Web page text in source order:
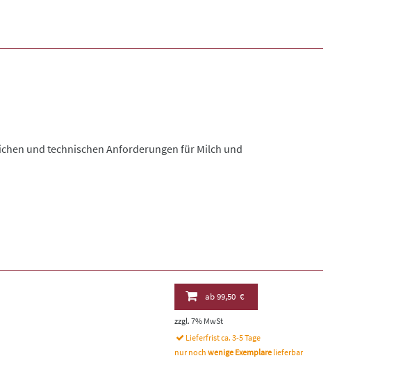
und technischen Anforderungen für Milch und
ab99,50 €
zzgl. 7% MwSt
Lieferfrist ca. 3-5 Tage
nur nochwenige Exemplare lieferbar